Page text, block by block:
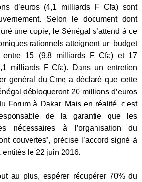
d’euros (4,1 milliards F Cfa) sont
Selon le document dont
une copie, le Sénégal s’attend à ce
rationnels atteignent un budget
entre 15 (9,8 milliards F Cfa) et 17
milliards F Cfa). Dans un entretien
général du Cme a déclaré que cette
débloqueront 20 millions d’euros
Forum à Dakar. Mais en réalité, c’est
de la garantie que les
nécessaires à l’organisation du
couvertes”, précise l’accord signé à
entités le 22 juin 2016.
au plus, espérer récupérer 70% du